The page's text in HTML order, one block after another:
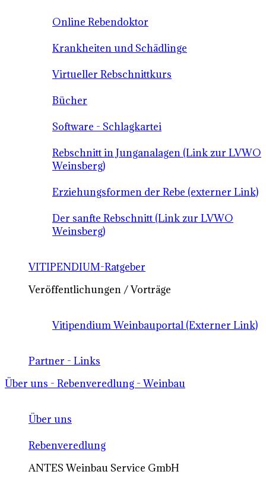
Online Rebendoktor
Krankheiten und Schädlinge
Virtueller Rebschnittkurs
Bücher
Software - Schlagkartei
Rebschnitt in Junganalagen (Link zur LVWO
Weinsberg)
Erziehungsformen der Rebe (externer Link)
Der sanfte Rebschnitt (Link zur LVWO
Weinsberg)
VITIPENDIUM-Ratgeber
Veröffentlichungen / Vorträge
Vitipendium Weinbauportal (Externer Link)
Partner - Links
Über uns - Rebenveredlung - Weinbau
Über uns
Rebenveredlung
ANTES Weinbau Service GmbH